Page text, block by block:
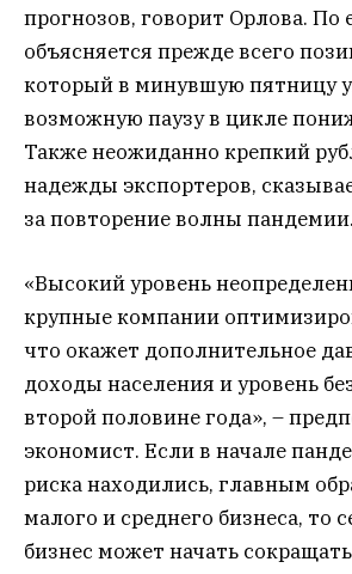
прогнозов, говорит Орлова. По
объясняется прежде всего
который в минувшую пятницу
возможную паузу в цикле
Также неожиданно крепкий
надежды экспортеров,
за повторение волны пандемии.
«Высокий уровень
крупные компании
что окажет дополнительное
доходы населения и уровень
второй половине года», –
экономист. Если в начале
риска находились, главным
малого и среднего бизнеса, то
бизнес может начать